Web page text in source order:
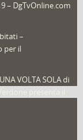
– DgTvOnline.com
–
per il
VOLTA SOLA di